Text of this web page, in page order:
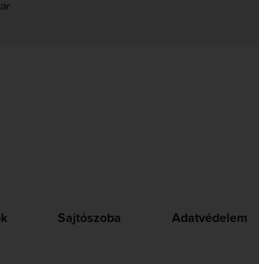
Sajtószoba Adatvédelem